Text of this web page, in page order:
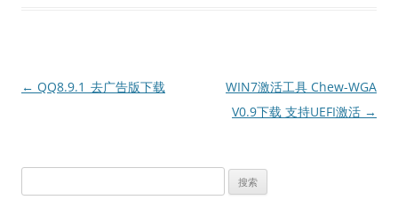
文
← QQ8.9.1_去广告版下载
WIN7激活工具 Chew-WGA
V0.9下载 支持UEFI激活 →
索：